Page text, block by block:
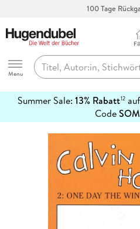
100 Tage
Hugendubel
Menu
Summer Sale: 13% Rabatt12
Code
erfahren